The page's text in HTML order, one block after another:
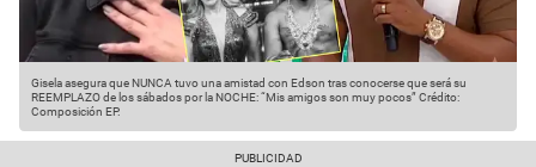
Gisela asegura que NUNCA tuvo una amistad con Edson tras conocerse que será su
REEMPLAZO de los sábados por la NOCHE: “Mis amigos son muy pocos” Crédito:
Composición EP.